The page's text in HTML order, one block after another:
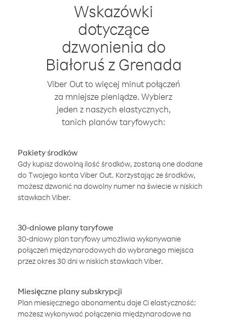
Wskazówki
dotyczące
dzwonienia do
Białoruś z Grenada
Viber Out to więcej minut połączeń
za mniejsze pieniądze. Wybierz
jeden z naszych elastycznych,
tanich planów taryfowych:
Pakiety środków
Gdy kupisz dowolną ilość środków, zostaną one dodane
do Twojego konta Viber Out. Korzystając ze środków,
możesz dzwonić na dowolny numer na świecie w niskich
stawkach Viber.
30-dniowe plany taryfowe
30-dniowy plan taryfowy umożliwia wykonywanie
połączeń międzynarodowych do wybranego miejsca
przez okres 30 dni w niskich stawkach Viber.
Miesięczne plany subskrypcji
Plan miesięcznego abonamentu daje Ci elastyczność:
możesz wykonywać połączenia międzynarodowe na